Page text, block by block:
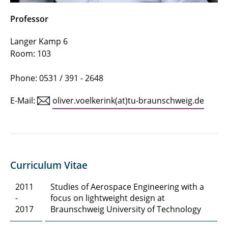
Professor
Langer Kamp 6
Room: 103
Phone: 0531 / 391 - 2648
E-Mail:
oliver.voelkerink(at)tu-braunschweig.de
Curriculum Vitae
2011
-
2017
Studies of Aerospace Engineering with a
focus on lightweight design at
Braunschweig University of Technology